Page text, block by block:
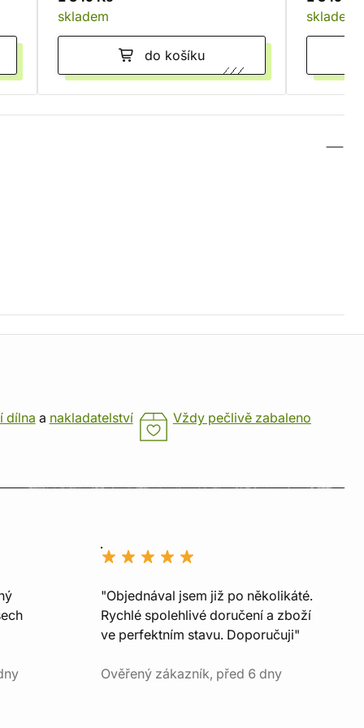
skladem
do košíku
skladem
dílna a nakladatelství Vždy pečlivě zabaleno
"Objednával jsem již po několikáté.
Rychlé spolehlivé doručení a zboží
ve perfektním stavu. Doporučuji"
Ověřený zákazník, před 6 dny